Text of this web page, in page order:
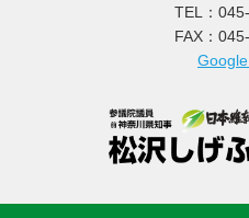
TEL：
FAX：